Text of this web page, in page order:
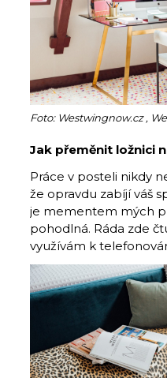
Foto: Westwingnow.cz ,
Jak přeměnit ložnici
Práce v posteli nikdy
že opravdu zabíjí váš
je mementem mých
pohodlná. Ráda zde
využívám k